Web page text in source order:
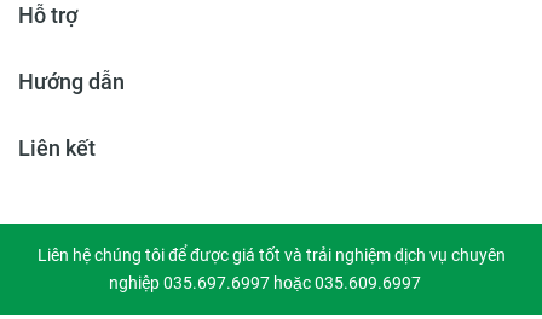
Hỗ trợ
Hướng dẫn
Liên kết
Liên hệ chúng tôi để được giá tốt và trải nghiệm dịch vụ chuyên
nghiệp 035.697.6997 hoặc 035.609.6997